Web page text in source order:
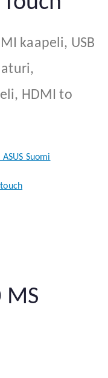
kaapeli, USB
HDMI to
Suomi
MS